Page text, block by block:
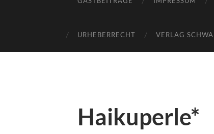
URHEBERRECHT VERLAG
Haikuperle*